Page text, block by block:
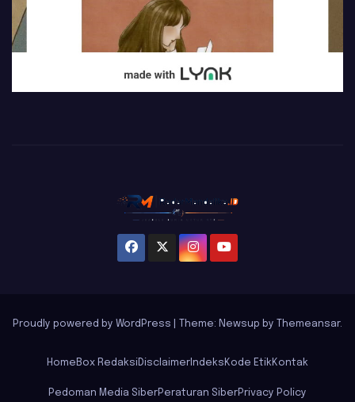
Proudly powered by WordPress Theme: Newsup by Themeansar.
Home Box Redaksi Disclaimer Indeks Kode Etik Kontak
Pedoman Media SiberPeraturan SiberPrivacy Policy